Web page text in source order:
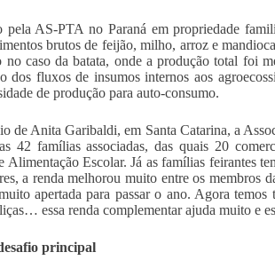
pela AS-PTA no Paraná em propriedade
brutos de feijão, milho, arroz e
no caso da batata, onde a produção total foi
dos fluxos de insumos internos aos
de produção para auto-consumo.
de Anita Garibaldi, em Santa Catarina, a
42 famílias associadas, das quais 20
Alimentação Escolar. Já as famílias feirantes
a renda melhorou muito entre os membros
apertada para passar o ano. Agora
essa renda complementar ajuda muito e
principal